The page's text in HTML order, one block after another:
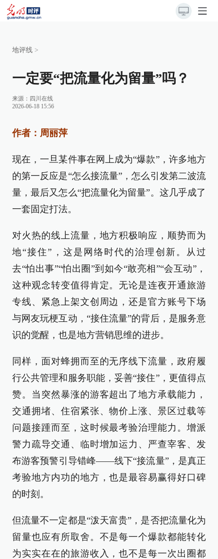
地评线 >
一定要“把流量化为留量”吗？
来源： 四川在线
2026-06-18 15:56
作者：周丽萍
现在，一旦某件事在网上成为“爆款”，许多地方
的第一反应是“怎么接流量”，怎么引发第二波流
量，最后又怎么“把流量化为留量”。这几乎成了
一套固定打法。
对火热的线上流量，地方积极响应，顺势而为
地“接住”，这是网络时代的治理创新。从过
去“怕出事”“怕出圈”到如今“敢亮相”“会互动”，
这种观念转变值得肯定。无论是连夜开通旅游
专线、紧急上架文创周边，还是官方账号下场
与网友玩梗互动，“接住流量”的背后，是服务意
识的觉醒，也是地方营销思维的进步。
同样，面对蜂拥而至的无序线下流量，政府履
行公共管理和服务职能，妥善“接住”，更值得点
赞。当突然暴涨的游客超出了地方承载能力，
交通拥堵、住宿紧张、物价上涨、景区过载等
问题接踵而至，这时候最考验治理能力。增派
警力疏导交通、临时增加运力、严查宰客、发
布游客预警引导错峰——线下“接流量”，是真正
考验地方内功的地方，也是最容易赢得好口碑
的时刻。
但流量不一定都是“泼天富贵”，是否把流量化为
留量也应有所取舍。不是每一个爆款都能转化
为实实在在的旅游收入，也不是每一次出圈都